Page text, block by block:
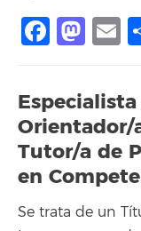
Orientador/
Tutor/a de
en
Se trata de un